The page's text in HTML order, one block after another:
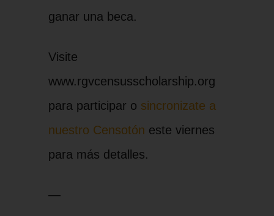
ganar una beca.
Visite
www.rgvcensusscholarship.org
para participar o sincronizate a
nuestro Censotón este viernes
para más detalles.
—